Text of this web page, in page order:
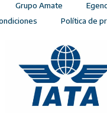
Grupo Amate
Política de